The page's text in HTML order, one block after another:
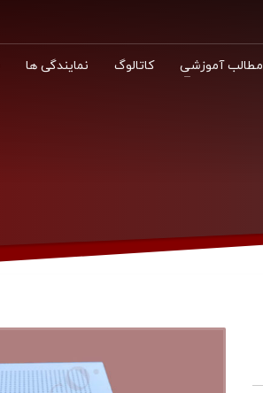
مطالب آموزشی کاتالوگ نمایندگی ها